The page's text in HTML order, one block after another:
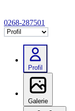
0268-287501
Selectează tab
Profil
Galerie